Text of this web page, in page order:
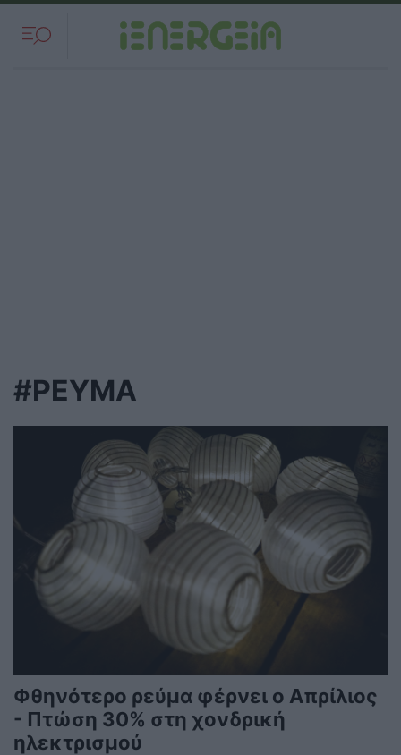
#ΡΕΥΜΑ
Φθηνότερο ρεύμα φέρνει ο Απρίλιος
- Πτώση 30% στη χονδρική
ηλεκτρισμού